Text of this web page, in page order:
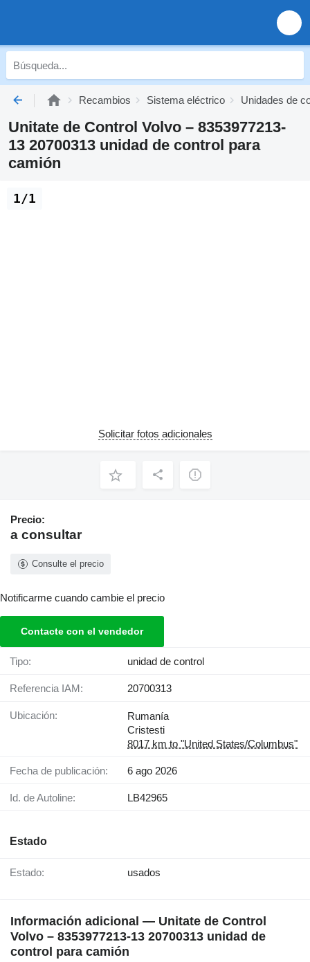
Recambios Sistema eléctrico Unidades de
Unitate de Control Volvo – 8353977213-
13 20700313 unidad de control para
camión
1/1
Solicitar fotos adicionales
Precio:
a consultar
Consulte el precio
Notificarme cuando cambie el precio
Contacte con el vendedor
Tipo: unidad de control
Referencia IAM: 20700313
Ubicación:
Rumanía
Cristesti
8017 km to "United States/Columbus"
Fecha de publicación: 6 ago 2026
Id. de Autoline: LB42965
Estado
Estado: usados
Información adicional — Unitate de Control
Volvo – 8353977213-13 20700313 unidad de
control para camión